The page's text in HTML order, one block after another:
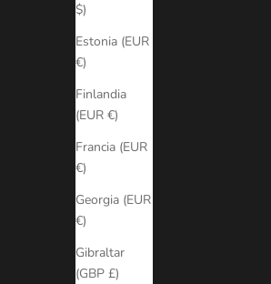
$)
Estonia (EUR
€)
Finlandia
(EUR €)
Francia (EUR
€)
Georgia (EUR
€)
Gibraltar
(GBP £)